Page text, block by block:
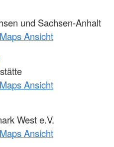
und Sachsen-Anhalt
Ansicht
Ansicht
West e.V.
Ansicht